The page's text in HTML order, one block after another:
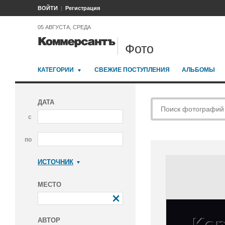
ВОЙТИ Регистрация
05 АВГУСТА, СРЕДА
Фото
КАТЕГОРИИ СВЕЖИЕ ПОСТУПЛЕНИЯ АЛЬБОМЫ
ДАТА
с
по
ИСТОЧНИК
МЕСТО
АВТОР